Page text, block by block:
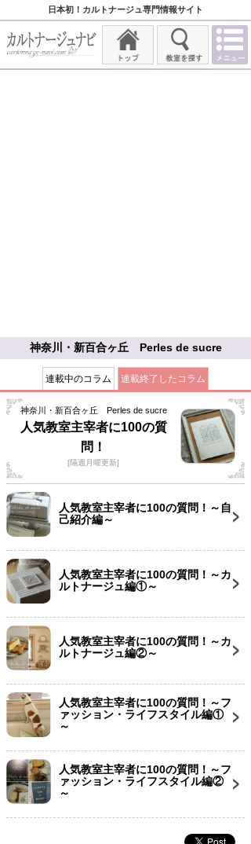
日本初！カルトナージュ専門情報サイト
神奈川・新百合ヶ丘 Perles de sucre
連載中のコラム 連載終了したコラム
神奈川・新百合ヶ丘 Perles de sucre
人気教室主宰者に100の質
問！
[隔週月曜更新]
人気教室主宰者に100の質問！～自
己紹介編～
人気教室主宰者に100の質問！～カ
ルトナージュ編①～
人気教室主宰者に100の質問！～カ
ルトナージュ編②～
人気教室主宰者に100の質問！～フ
ァッション・ライフスタイル編①
～
人気教室主宰者に100の質問！～フ
ァッション・ライフスタイル編②
～